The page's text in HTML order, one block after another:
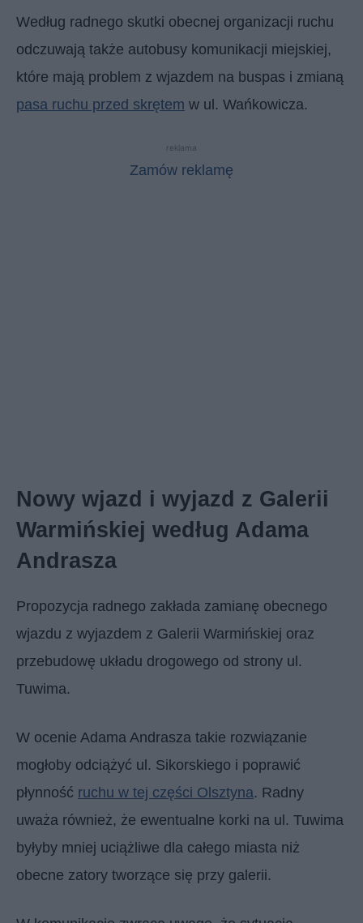
Według radnego skutki obecnej organizacji ruchu
odczuwają także autobusy komunikacji miejskiej,
które mają problem z wjazdem na buspas i zmianą
pasa ruchu przed skrętem w ul. Wańkowicza.
reklama
Zamów reklamę
Nowy wjazd i wyjazd z Galerii
Warmińskiej według Adama
Andrasza
Propozycja radnego zakłada zamianę obecnego
wjazdu z wyjazdem z Galerii Warmińskiej oraz
przebudowę układu drogowego od strony ul.
Tuwima.
W ocenie Adama Andrasza takie rozwiązanie
mogłoby odciążyć ul. Sikorskiego i poprawić
płynność ruchu w tej części Olsztyna. Radny
uważa również, że ewentualne korki na ul. Tuwima
byłyby mniej uciążliwe dla całego miasta niż
obecne zatory tworzące się przy galerii.